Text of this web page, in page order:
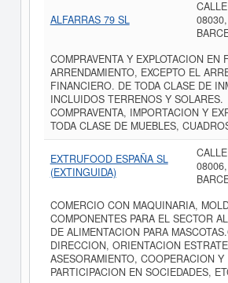
ALFARRAS 79 SL
COMPRAVENTA Y EXPLOTACION EN
ARRENDAMIENTO, EXCEPTO EL
FINANCIERO. DE TODA CLASE DE
INCLUIDOS TERRENOS Y SOLARES.
COMPRAVENTA, IMPORTACION Y
TODA CLASE DE MUEBLES,
EXTRUFOOD ESPAÑA SL
(EXTINGUIDA)
COMERCIO CON MAQUINARIA,
COMPONENTES PARA EL SECTOR
DE ALIMENTACION PARA
DIRECCION, ORIENTACION
ASESORAMIENTO, COOPERACION Y
PARTICIPACION EN SOCIEDADES,